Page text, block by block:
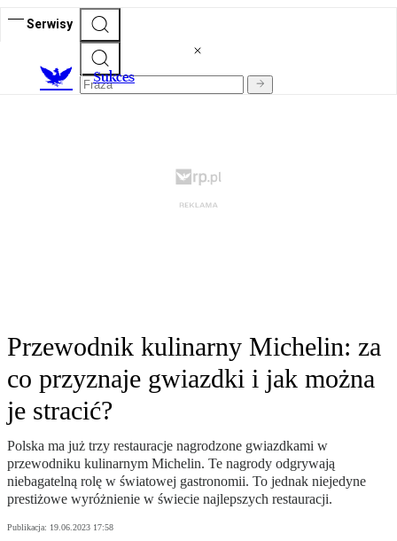
Serwisy
Sukces
Przewodnik kulinarny Michelin: za
co przyznaje gwiazdki i jak można
je stracić?
Polska ma już trzy restauracje nagrodzone gwiazdkami w
przewodniku kulinarnym Michelin. Te nagrody odgrywają
niebagatelną rolę w światowej gastronomii. To jednak niejedyne
prestiżowe wyróżnienie w świecie najlepszych restauracji.
Publikacja: 19.06.2023 17:58